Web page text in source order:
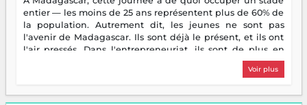
entier — les moins de 25 ans représentent plus de 60% de
la population. Autrement dit, les jeunes ne sont pas
l'avenir de Madagascar. Ils sont déjà le présent, et ils ont
l'air pressés. Dans l'entrepreneuriat, ils sont de plus en
plus nombreux à se lancer, à créer, à risquer — souvent
sans filet, souvent sans aide, mais toujours avec cette
dorment vraiment la nuit. En culture, les nouvelles sont
Voir plus